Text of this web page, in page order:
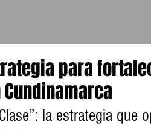
para
la estrategia que